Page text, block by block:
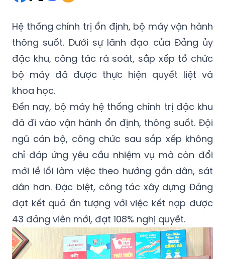
Hệ thống chính trị ổn định, bộ máy vận hành
thông suốt. Dưới sự lãnh đạo của Đảng ủy
đặc khu, công tác rà soát, sắp xếp tổ chức
bộ máy đã được thực hiện quyết liệt và
khoa học.
Đến nay, bộ máy hệ thống chính trị đặc khu
đã đi vào vận hành ổn định, thông suốt. Đội
ngũ cán bộ, công chức sau sắp xếp không
chỉ đáp ứng yêu cầu nhiệm vụ mà còn đổi
mới lề lối làm việc theo hướng gần dân, sát
dân hơn. Đặc biệt, công tác xây dựng Đảng
đạt kết quả ấn tượng với việc kết nạp được
43 đảng viên mới, đạt 108% nghị quyết.